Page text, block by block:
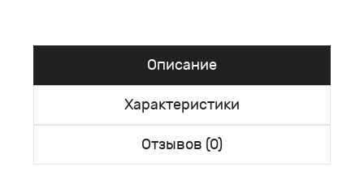
Описание
Характеристики
Отзывов (0)